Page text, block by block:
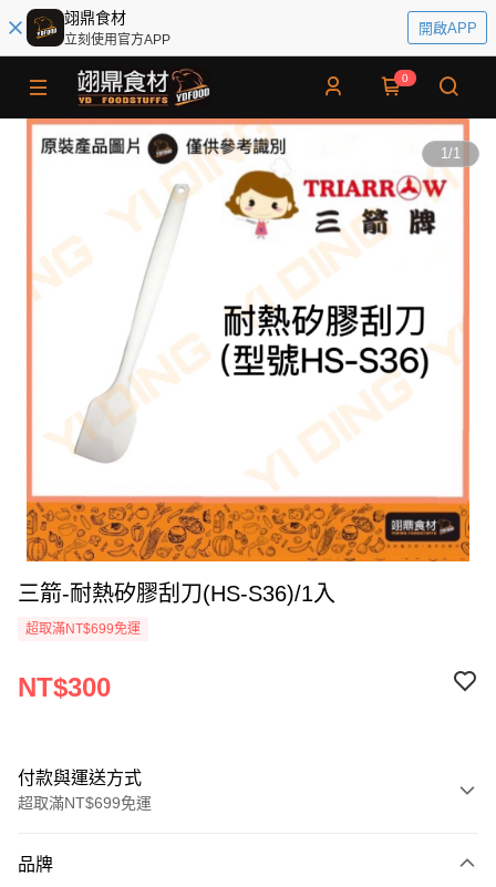
翊鼎食材
立刻使用官方APP
開啟APP
0
1/1
三箭-耐熱矽膠刮刀(HS-S36)/1入
超取滿NT$699免運
NT$300
付款與運送方式
超取滿NT$699免運
信用卡一次付款
品牌